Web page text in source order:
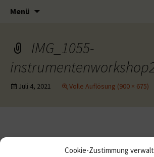
Cookie-Zustimmung
Muse e.V.
Musik-Förderverein für
Menü
IMG_1055-
Juli 4, 2021 Volle Auflösung (900 × 675)
←Vorheriges